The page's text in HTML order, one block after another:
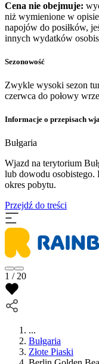
Cena nie obejmuje:
niż wymienione w
napojów do posiłków,
innych wydatków
Sezonowość
Zwykle wysoki sezon
czerwca do połowy
Informacje o przepisach
Bułgaria
Wjazd na terytorium
lub dowodu osobistego.
okres pobytu.
Przejdź do treści
1 / 20
...
Bułgaria
Złote Piaski